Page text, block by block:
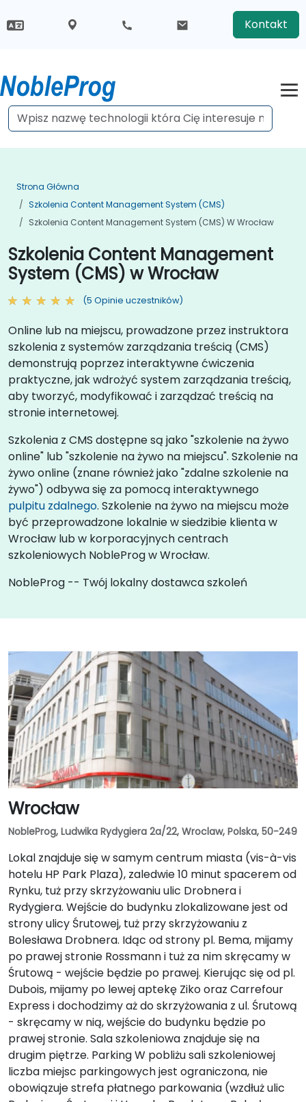
Kontakt
Strona Główna
Szkolenia Content Management System (CMS)
Szkolenia Content Management System (CMS) W Wrocław
Szkolenia Content Management
System (CMS) w Wrocław
(5 Opinie uczestników)
Online lub na miejscu, prowadzone przez instruktora
szkolenia z systemów zarządzania treścią (CMS)
demonstrują poprzez interaktywne ćwiczenia
praktyczne, jak wdrożyć system zarządzania treścią,
aby tworzyć, modyfikować i zarządzać treścią na
stronie internetowej.
Szkolenia z CMS dostępne są jako "szkolenie na żywo
online" lub "szkolenie na żywo na miejscu". Szkolenie na
żywo online (znane również jako "zdalne szkolenie na
żywo") odbywa się za pomocą interaktywnego
pulpitu zdalnego. Szkolenie na żywo na miejscu może
być przeprowadzone lokalnie w siedzibie klienta w
Wrocław lub w korporacyjnych centrach
szkoleniowych NobleProg w Wrocław.
NobleProg -- Twój lokalny dostawca szkoleń
Wrocław
NobleProg, Ludwika Rydygiera 2a/22, Wroclaw, Polska, 50-249
Lokal znajduje się w samym centrum miasta (vis-à-vis
hotelu HP Park Plaza), zaledwie 10 minut spacerem od
Rynku, tuż przy skrzyżowaniu ulic Drobnera i
Rydygiera. Wejście do budynku zlokalizowane jest od
strony ulicy Śrutowej, tuż przy skrzyżowaniu z
Bolesława Drobnera. Idąc od strony pl. Bema, mijamy
po prawej stronie Rossmann i tuż za nim skręcamy w
Śrutową - wejście będzie po prawej. Kierując się od pl.
Dubois, mijamy po lewej aptekę Ziko oraz Carrefour
Express i dochodzimy aż do skrzyżowania z ul. Śrutową
- skręcamy w nią, wejście do budynku będzie po
prawej stronie. Sala szkoleniowa znajduje się na
drugim piętrze. Parking W pobliżu sali szkoleniowej
liczba miejsc parkingowych jest ograniczona, nie
obowiązuje strefa płatnego parkowania (wzdłuż ulic